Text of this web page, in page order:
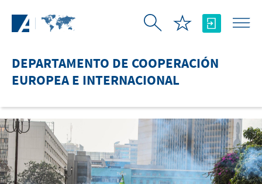
DEPARTAMENTO DE COOPERACIÓN
EUROPEA E INTERNACIONAL